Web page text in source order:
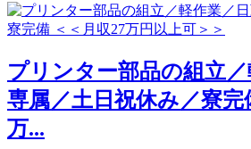
プリンター部品の組立
専属／土日祝休み／寮完
万...